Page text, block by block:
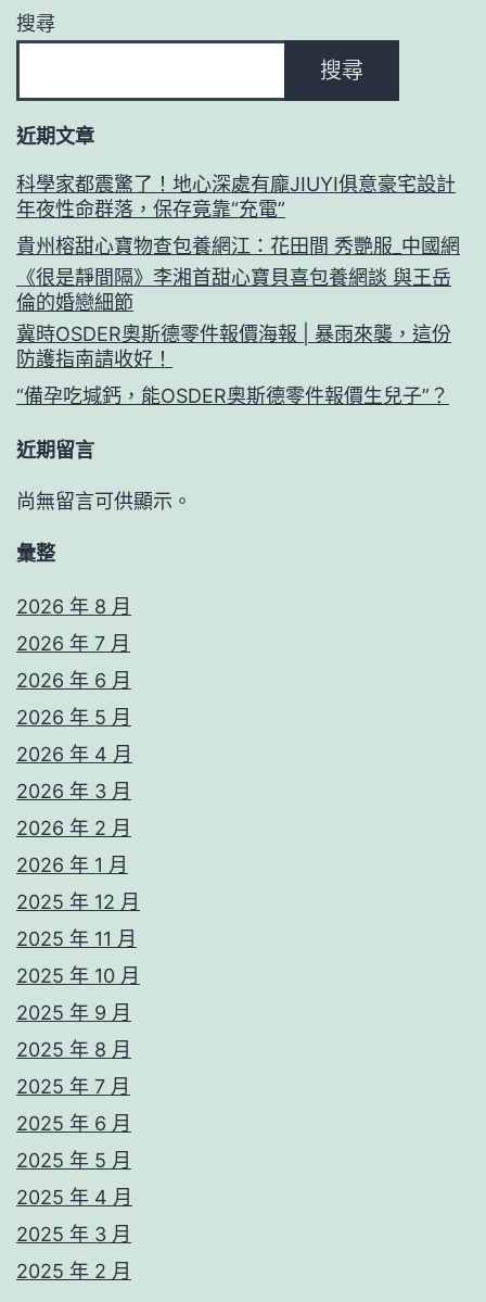
搜尋
搜尋
近期文章
科學家都震驚了！地心深處有龐JIUYI俱意豪宅設計
年夜性命群落，保存竟靠“充電”
貴州榕甜心寶物查包養網江：花田間 秀艷服_中國網
《很是靜間隔》李湘首甜心寶貝喜包養網談 與王岳
倫的婚戀細節
冀時OSDER奧斯德零件報價海報 | 暴雨來襲，這份
防護指南請收好！
“備孕吃堿鈣，能OSDER奧斯德零件報價生兒子”？
近期留言
尚無留言可供顯示。
彙整
2026 年 8 月
2026 年 7 月
2026 年 6 月
2026 年 5 月
2026 年 4 月
2026 年 3 月
2026 年 2 月
2026 年 1 月
2025 年 12 月
2025 年 11 月
2025 年 10 月
2025 年 9 月
2025 年 8 月
2025 年 7 月
2025 年 6 月
2025 年 5 月
2025 年 4 月
2025 年 3 月
2025 年 2 月